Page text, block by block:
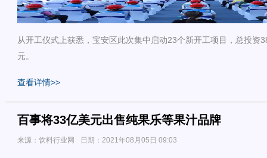
从开工仪式上获悉，宝安区此次集中启动23个新开工项目，总投资
元。
查看详情>>
百事将33亿美元出售纯果乐等果汁品牌
来源：饮料行业网 日期：2021年08月05日 09:03